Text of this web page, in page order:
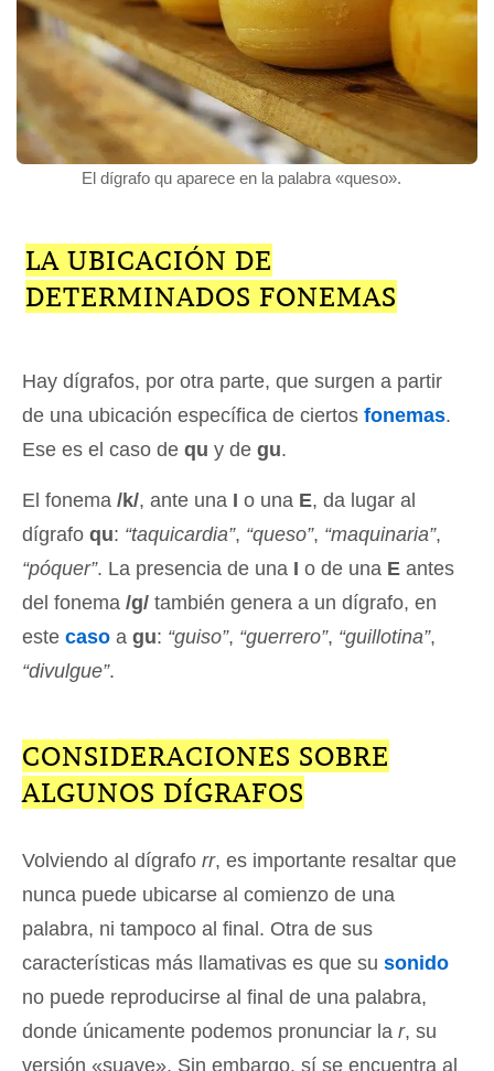
El dígrafo qu aparece en la palabra «queso».
LA UBICACIÓN DE
DETERMINADOS FONEMAS
Hay dígrafos, por otra parte, que surgen a partir
de una ubicación específica de ciertos fonemas.
Ese es el caso de qu y de gu.
El fonema /k/, ante una I o una E, da lugar al
dígrafo qu: “taquicardia”, “queso”, “maquinaria”,
“póquer”. La presencia de una I o de una E antes
del fonema /g/ también genera a un dígrafo, en
este caso a gu: “guiso”, “guerrero”, “guillotina”,
“divulgue”.
CONSIDERACIONES SOBRE
ALGUNOS DÍGRAFOS
Volviendo al dígrafo rr, es importante resaltar que
nunca puede ubicarse al comienzo de una
palabra, ni tampoco al final. Otra de sus
características más llamativas es que su sonido
no puede reproducirse al final de una palabra,
donde únicamente podemos pronunciar la r, su
versión «suave». Sin embargo, sí se encuentra al